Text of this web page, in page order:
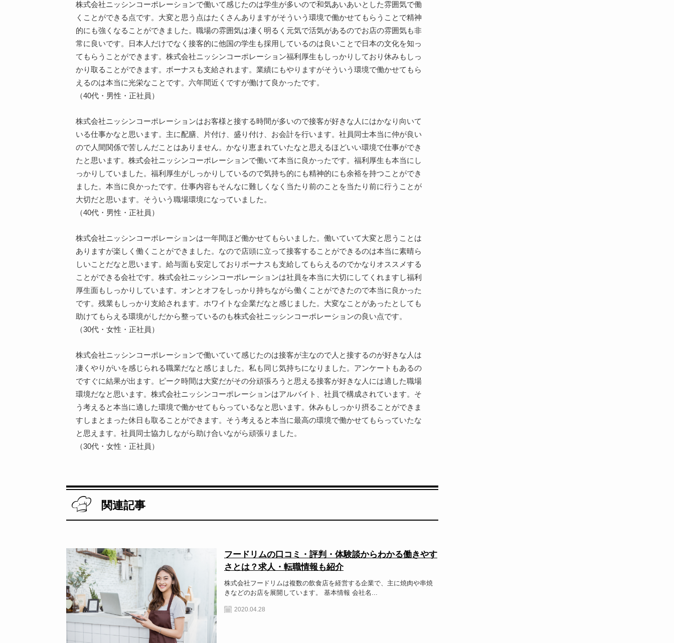
株式会社ニッシンコーポレーションで働いて感じたのは学生が多いので和気あいあいとした雰囲気で働
くことができる点です。大変と思う点はたくさんありますがそういう環境で働かせてもらうことで精神
的にも強くなることができました。職場の雰囲気は凄く明るく元気で活気があるのでお店の雰囲気も非
常に良いです。日本人だけでなく接客的に他国の学生も採用しているのは良いことで日本の文化を知っ
てもらうことができます。株式会社ニッシンコーポレーション福利厚生もしっかりしており休みもしっ
かり取ることができます。ボーナスも支給されます。業績にもやりますがそういう環境で働かせてもら
えるのは本当に光栄なことです。六年間近くですが働けて良かったです。
（40代・男性・正社員）
株式会社ニッシンコーポレーションはお客様と接する時間が多いので接客が好きな人にはかなり向いて
いる仕事かなと思います。主に配膳、片付け、盛り付け、お会計を行います。社員同士本当に仲が良い
ので人間関係で苦しんだことはありません。かなり恵まれていたなと思えるほどいい環境で仕事ができ
たと思います。株式会社ニッシンコーポレーションで働いて本当に良かったです。福利厚生も本当にし
っかりしていました。福利厚生がしっかりしているので気持ち的にも精神的にも余裕を持つことができ
ました。本当に良かったです。仕事内容もそんなに難しくなく当たり前のことを当たり前に行うことが
大切だと思います。そういう職場環境になっていました。
（40代・男性・正社員）
株式会社ニッシンコーポレーションは一年間ほど働かせてもらいました。働いていて大変と思うことは
ありますが楽しく働くことができました。なので店頭に立って接客することができるのは本当に素晴ら
しいことだなと思います。給与面も安定しておりボーナスも支給してもらえるのでかなりオススメする
ことができる会社です。株式会社ニッシンコーポレーションは社員を本当に大切にしてくれますし福利
厚生面もしっかりしています。オンとオフをしっかり持ちながら働くことができたので本当に良かった
です。残業もしっかり支給されます。ホワイトな企業だなと感じました。大変なことがあったとしても
助けてもらえる環境がしだから整っているのも株式会社ニッシンコーポレーションの良い点です。
（30代・女性・正社員）
株式会社ニッシンコーポレーションで働いていて感じたのは接客が主なので人と接するのが好きな人は
凄くやりがいを感じられる職業だなと感じました。私も同じ気持ちになりました。アンケートもあるの
ですぐに結果が出ます。ピーク時間は大変だがその分頑張ろうと思える接客が好きな人には適した職場
環境だなと思います。株式会社ニッシンコーポレーションはアルバイト、社員で構成されています。そ
う考えると本当に適した環境で働かせてもらっているなと思います。休みもしっかり摂ることができま
すしまとまった休日も取ることができます。そう考えると本当に最高の環境で働かせてもらっていたな
と思えます。社員同士協力しながら助け合いながら頑張りました。
（30代・女性・正社員）
関連記事
フードリムの口コミ・評判・体験談からわかる働きやす
さとは？求人・転職情報も紹介
株式会社フードリムは複数の飲食店を経営する企業で、主に焼肉や串焼
きなどのお店を展開しています。 基本情報 会社名...
2020.04.28